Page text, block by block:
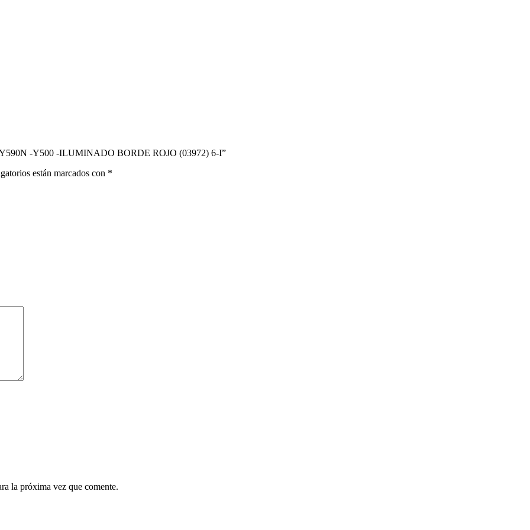
-Y500 -ILUMINADO BORDE ROJO (03972) 6-I”
están marcados con *
la próxima vez que comente.